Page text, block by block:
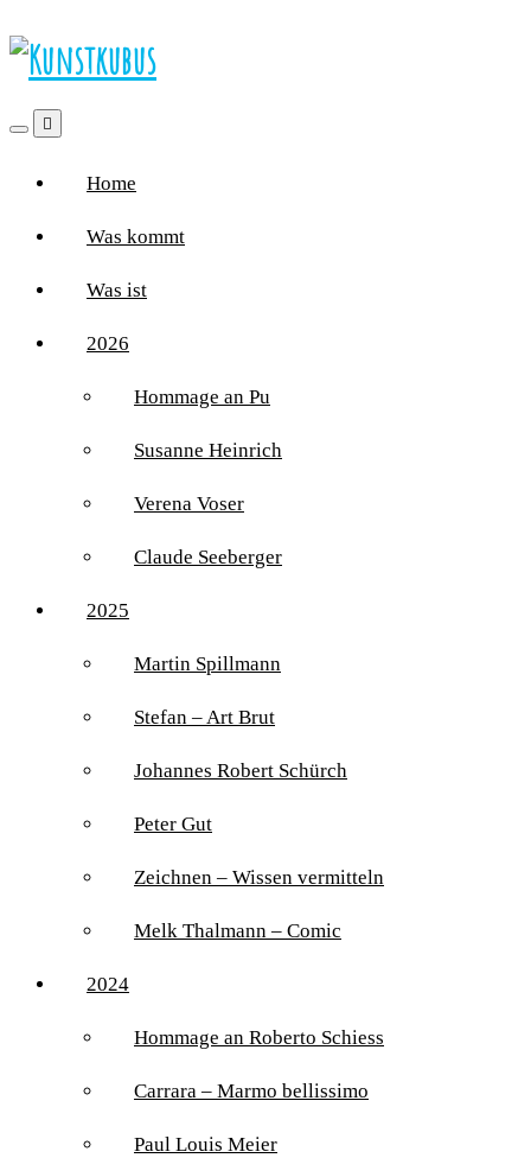
Home
Was kommt
Was ist
2026
Hommage an Pu
Susanne Heinrich
Verena Voser
Claude Seeberger
2025
Martin Spillmann
Stefan – Art Brut
Johannes Robert Schürch
Peter Gut
Zeichnen – Wissen vermitteln
Melk Thalmann – Comic
2024
Hommage an Roberto Schiess
Carrara – Marmo bellissimo
Paul Louis Meier